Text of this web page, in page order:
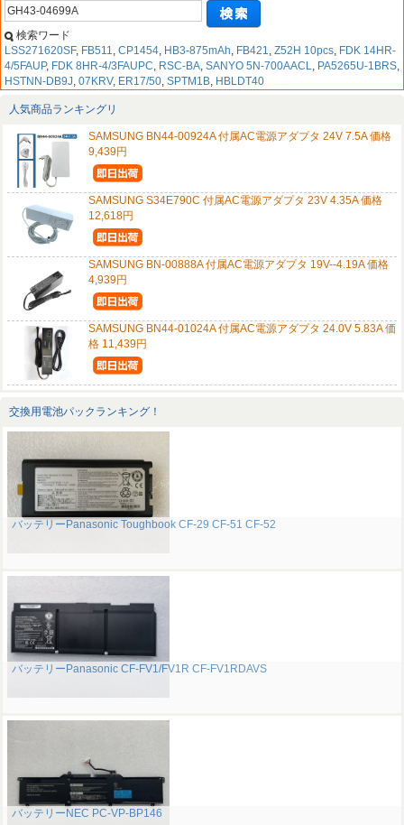
検索ワード
LSS271620SF, FB511, CP1454, HB3-875mAh, FB421, Z52H 10pcs, FDK 14HR-
4/5FAUP, FDK 8HR-4/3FAUPC, RSC-BA, SANYO 5N-700AACL, PA5265U-1BRS,
HSTNN-DB9J, 07KRV, ER17/50, SPTM1B, HBLDT40
人気商品ランキングリ
SAMSUNG BN44-00924A 付属AC電源アダプタ 24V 7.5A 価格
9,439円
SAMSUNG S34E790C 付属AC電源アダプタ 23V 4.35A 価格
12,618円
SAMSUNG BN-00888A 付属AC電源アダプタ 19V--4.19A 価格
4,939円
SAMSUNG BN44-01024A 付属AC電源アダプタ 24.0V 5.83A 価
格 11,439円
交換用電池パックランキング！
バッテリーPanasonic Toughbook CF-29 CF-51 CF-52
バッテリーPanasonic CF-FV1/FV1R CF-FV1RDAVS
バッテリーNEC PC-VP-BP146